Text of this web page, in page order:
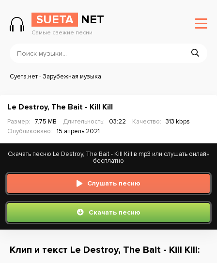
SUETA NET
Самые свежие песни
Суета.нет-Зарубежная музыка
Le Destroy, The Bait - Kill Kill
Размер: 7.75 MB Длительность: 03:22 Качество:
313 kbps
Опубликовано:
15 апрель 2021
Скачать песню Le Destroy, The Bait - Kill Kill в mp3 или слушать онлайн
бесплатно
Слушать песню
Скачать песню
Клип и текст Le Destroy, The Bait - Kill Kill: